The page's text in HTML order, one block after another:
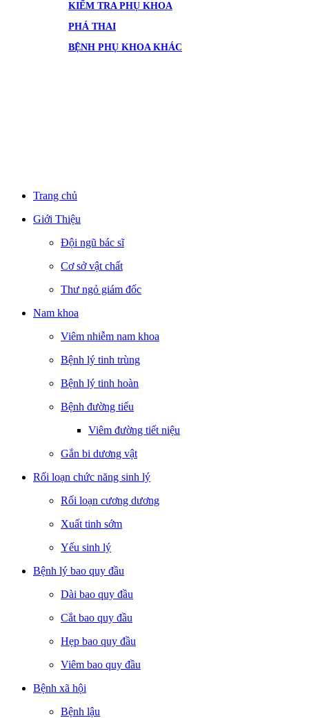
KIỂM TRA PHỤ KHOA
PHÁ THAI
BỆNH PHỤ KHOA KHÁC
Trang chủ
Giới Thiệu
Đội ngũ bác sĩ
Cơ sở vật chất
Thư ngỏ giám đốc
Nam khoa
Viêm nhiễm nam khoa
Bệnh lý tinh trùng
Bệnh lý tinh hoàn
Bệnh đường tiểu
Viêm đường tiết niệu
Gắn bi dương vật
Rối loạn chức năng sinh lý
Rối loạn cương dương
Xuất tinh sớm
Yếu sinh lý
Bệnh lý bao quy đầu
Dài bao quy đầu
Cắt bao quy đầu
Hẹp bao quy đầu
Viêm bao quy đầu
Bệnh xã hội
Bệnh lậu